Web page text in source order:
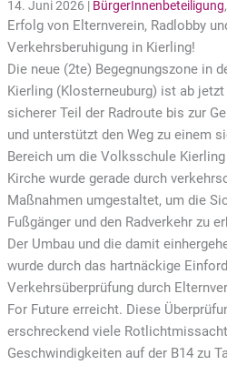
14. Juni 2026 | BürgerInnenbeteiligung,
Erfolg von Elternverein, Radlobby
Verkehrsberuhigung in Kierling!
Die neue (2te) Begegnungszone in
Kierling (Klosterneuburg) ist ab
sicherer Teil der Radroute bis zur
und unterstützt den Weg zu einem
Bereich um die Volksschule
Kirche wurde gerade durch
Maßnahmen umgestaltet, um die
Fußgänger und den Radverkehr zu
Der Umbau und die damit
wurde durch das hartnäckige
Verkehrsüberprüfung durch
For Future erreicht. Diese
erschreckend viele
Geschwindigkeiten auf der B14 zu